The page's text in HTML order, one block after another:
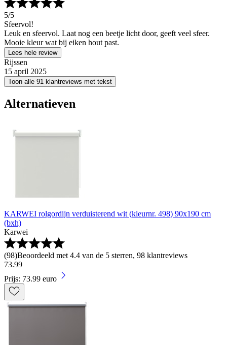
5/5
Sfeervol!
Leuk en sfeervol. Laat nog een beetje licht door, geeft veel sfeer.
Mooie kleur wat bij eiken hout past.
Lees hele review
Rijssen
15 april 2025
Toon alle 91 klantreviews met tekst
Alternatieven
KARWEI rolgordijn verduisterend wit (kleurnr. 498) 90x190 cm
(bxh)
Karwei
(98)Beoordeeld met 4.4 van de 5 sterren, 98 klantreviews
73.99
Prijs: 73.99 euro